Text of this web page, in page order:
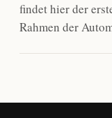
findet hier der
Rahmen der